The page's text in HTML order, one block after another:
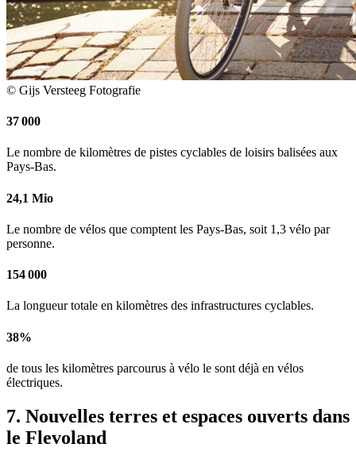
© Gijs Versteeg Fotografie
37 000
Le nombre de kilomètres de pistes cyclables de loisirs balisées aux
Pays-Bas.
24,1 Mio
Le nombre de vélos que comptent les Pays-Bas, soit 1,3 vélo par
personne.
154 000
La longueur totale en kilomètres des infrastructures cyclables.
38%
de tous les kilomètres parcourus à vélo le sont déjà en vélos
électriques.
7. Nouvelles terres et espaces ouverts dans
le Flevoland